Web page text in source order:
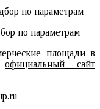
по параметрам
площади в
официальный сайт